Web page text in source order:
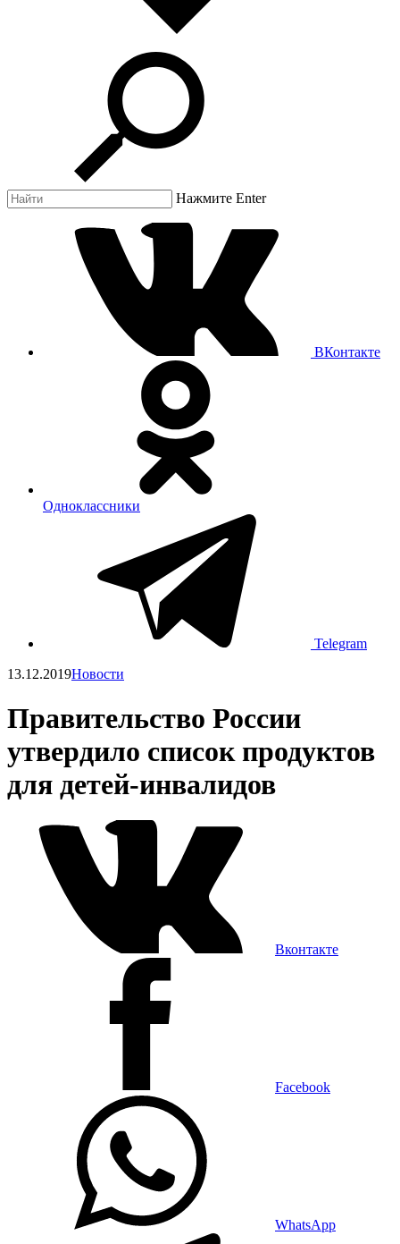
Нажмите Enter
ВКонтакте
Одноклассники
Telegram
13.12.2019Новости
Правительство России
утвердило список продуктов
для детей-инвалидов
Вконтакте
Facebook
WhatsApp